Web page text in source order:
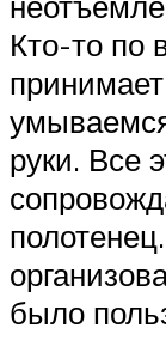
Кто-то по
руки. Все
было